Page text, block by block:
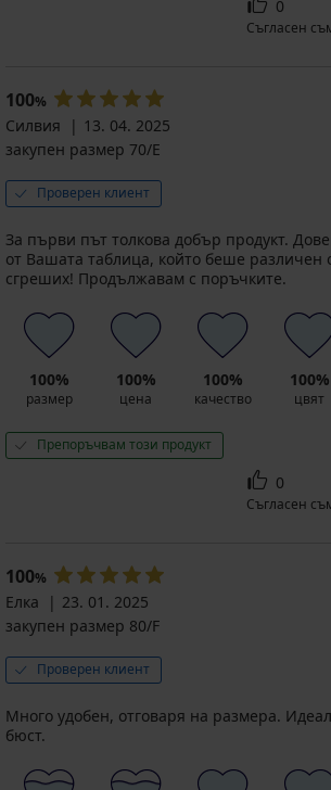
0
Съгласен
100%
Силвия
13. 04. 2025
закупен размер 70/E
Проверен клиент
За първи път толкова добър продукт.
от Вашата таблица, който беше различен
сгреших! Продължавам с поръчките.
100%
размер
100%
цена
100%
качество
100%
цвят
Препоръчвам този продукт
0
Съгласен
100%
Елка
23. 01. 2025
закупен размер 80/F
Проверен клиент
Много удобен, отговаря на размера.
бюст.